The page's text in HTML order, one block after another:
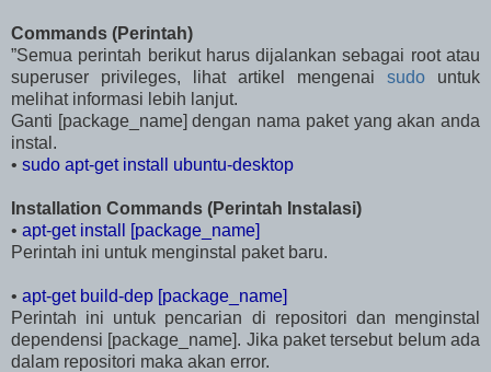
Commands (Perintah)
”Semua perintah berikut harus dijalankan sebagai root atau
superuser privileges, lihat artikel mengenai sudo untuk
melihat informasi lebih lanjut.
Ganti [package_name] dengan nama paket yang akan anda
instal.
• sudo apt-get install ubuntu-desktop
Installation Commands (Perintah Instalasi)
• apt-get install [package_name]
Perintah ini untuk menginstal paket baru.
• apt-get build-dep [package_name]
Perintah ini untuk pencarian di repositori dan menginstal
dependensi [package_name]. Jika paket tersebut belum ada
dalam repositori maka akan error.